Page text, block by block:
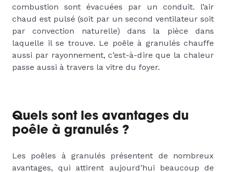
combustion sont évacuées par un conduit. l’air
chaud est pulsé (soit par un second ventilateur soit
par convection naturelle) dans la pièce dans
laquelle il se trouve. Le poêle à granulés chauffe
aussi par rayonnement, c’est-à-dire que la chaleur
passe aussi à travers la vitre du foyer.
Quels sont les avantages du
poêle à granulés ?
Les poêles à granulés présentent de nombreux
avantages, qui attirent aujourd’hui beaucoup de